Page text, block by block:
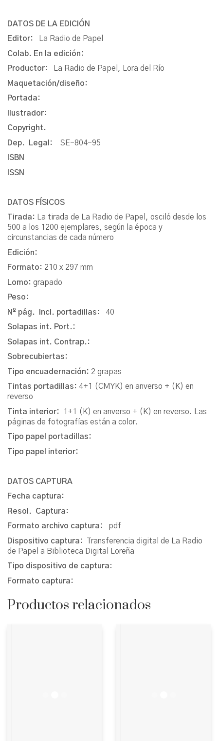
DATOS DE LA EDICIÓN
Editor:
La Radio de Papel
Colab. En la edición:
Productor:
La Radio de Papel, Lora del Río
Maquetación/diseño:
Portada:
Ilustrador:
Copyright.
Dep. Legal: SE-804-95
ISBN
ISSN
DATOS FÍSICOS
Tirada: La tirada de La Radio de Papel, osciló desde los
500 a los 1200 ejemplares, según la época y
circunstancias de cada número
Edición:
Formato: 210 x 297 mm
Lomo: grapado
Peso:
Nº pág. Incl. portadillas: 40
Solapas int. Port.:
Solapas int. Contrap.:
Sobrecubiertas:
Tipo encuadernación: 2 grapas
Tintas portadillas: 4+1 (CMYK) en anverso + (K) en
reverso
Tinta interior:
1+1 (K) en anverso + (K) en reverso. Las
páginas de fotografías están a color.
Tipo papel portadillas:
Tipo papel interior:
DATOS CAPTURA
Fecha captura:
Resol. Captura:
Formato archivo captura: pdf
Dispositivo captura:
Transferencia digital de La Radio
de Papel a Biblioteca Digital Loreña
Tipo dispositivo de captura:
Formato captura:
Productos relacionados